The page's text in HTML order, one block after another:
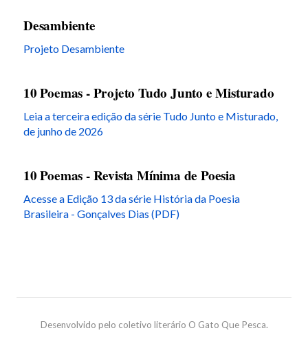
Desambiente
Projeto Desambiente
10 Poemas - Projeto Tudo Junto e Misturado
Leia a terceira edição da série Tudo Junto e Misturado,
de junho de 2026
10 Poemas - Revista Mínima de Poesia
Acesse a Edição 13 da série História da Poesia
Brasileira - Gonçalves Dias (PDF)
Desenvolvido pelo coletivo literário O Gato Que Pesca.